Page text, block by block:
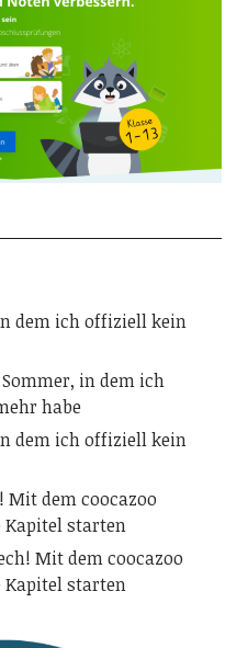
dem ich offiziell kein
in dem ich
habe
dem ich offiziell kein
dem coocazoo
Kapitel starten
Mit dem coocazoo
Kapitel starten